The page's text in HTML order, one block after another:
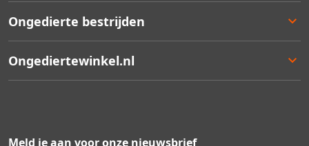
Meld je aan voor onze nieuwsbrief
Bestellen
Bezorgen
Ongedierte bestrijden
Ongedierte keuzelulp
Ongediertewinkel.nl